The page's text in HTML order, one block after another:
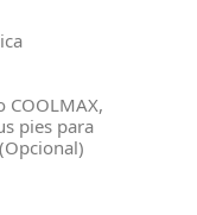
COOLMAX,
pies para